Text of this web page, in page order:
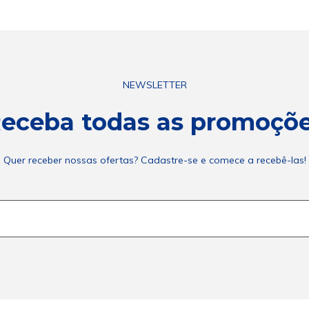
NEWSLETTER
todas as
Quer receber nossas ofertas? Cadastre-se e comece a recebê-las!